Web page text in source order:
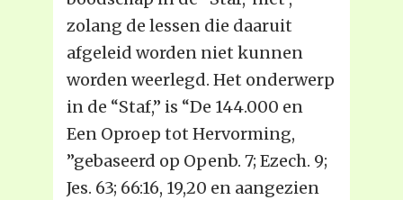
zolang de lessen die daaruit
afgeleid worden niet kunnen
worden weerlegd. Het onderwerp
in de “Staf,” is “De 144.000 en
Een Oproep tot Hervorming,
”gebaseerd op Openb. 7; Ezech. 9;
Jes. 63; 66:16, 19,20 en aangezien